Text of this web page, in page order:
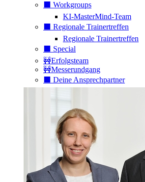
⬛️ Workgroups
KI-MasterMind-Team
⬛️ Regionale Trainertreffen
Regionale Trainertreffen
⬛️ Special
🚧Erfolgsteam
🚧Messerundgang
⬛️ Deine Ansprechpartner